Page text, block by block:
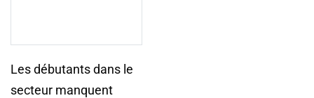
Les débutants dans le
secteur manquent